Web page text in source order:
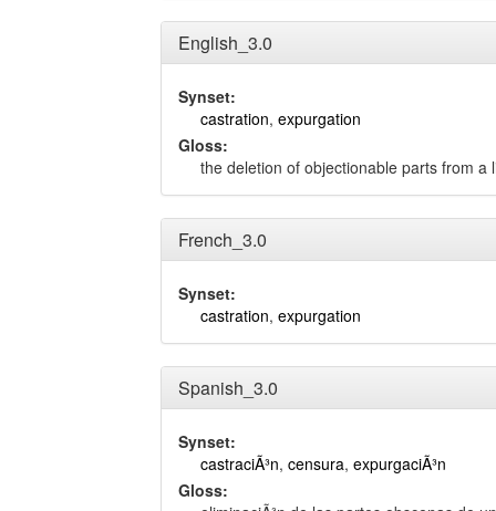
English_3.0
Synset:
castration, expurgation
Gloss:
the deletion of objectionable parts from a
French_3.0
Synset:
castration, expurgation
Spanish_3.0
Synset:
castraciÃ³n, censura, expurgaciÃ³n
Gloss: